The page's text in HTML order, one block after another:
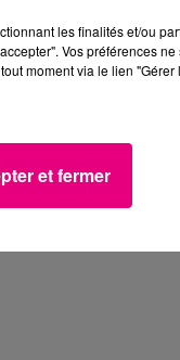
les finalités et/ou
Vos préférences
moment via le lien
et fermer